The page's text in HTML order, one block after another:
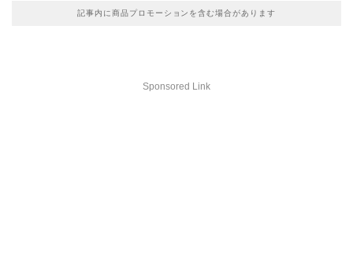
記事内に商品プロモーションを含む場合があります
Sponsored Link